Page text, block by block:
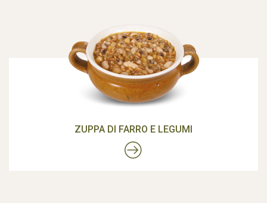
ZUPPA DI FARRO E LEGUMI